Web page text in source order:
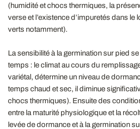
(humidité et chocs thermiques, la
verse et l’existence d’impuretés dans le
verts notamment).
La sensibilité à la germination sur pied
temps : le climat au cours du
variétal, détermine un niveau de
temps chaud et sec, il diminue
chocs thermiques). Ensuite des
entre la maturité physiologique et la
levée de dormance et à la germination